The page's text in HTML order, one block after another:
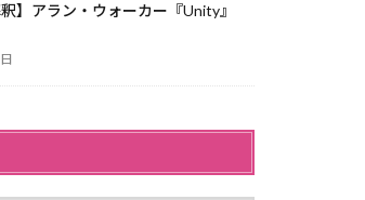
釈】アラン・ウォーカー『Unity』